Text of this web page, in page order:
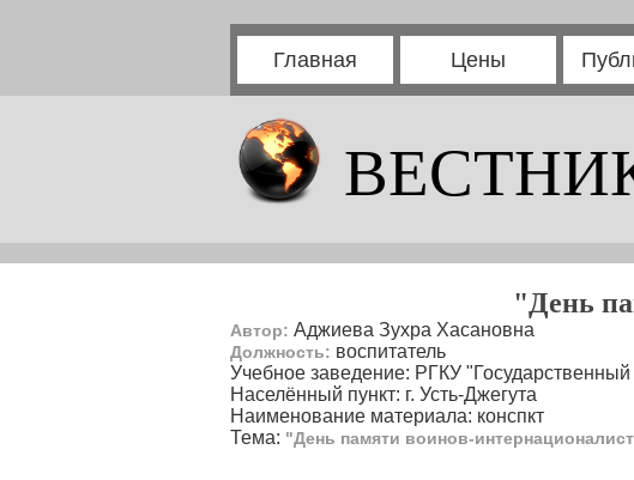
Главная Цены
"День
Автор: Аджиева Зухра Хасановна
Должность: воспитатель
Учебное заведение: РГКУ "Государственный
Населённый пункт: г. Усть-Джегута
Наименование материала: конспкт
Тема: "День памяти воинов-